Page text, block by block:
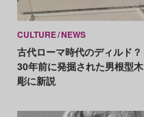
CULTURE NEWS
古代ローマ時代のディルド？
30年前に発掘された男根型木
彫に新説